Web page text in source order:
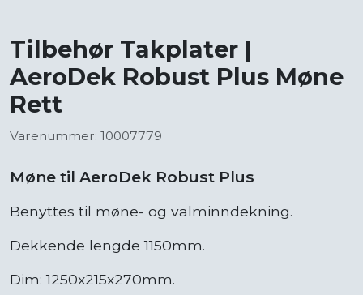
Tilbehør Takplater |
AeroDek Robust Plus Møne
Rett
Varenummer: 10007779
Møne til AeroDek Robust Plus
Benyttes til møne- og valminndekning.
Dekkende lengde 1150mm.
Dim: 1250x215x270mm.